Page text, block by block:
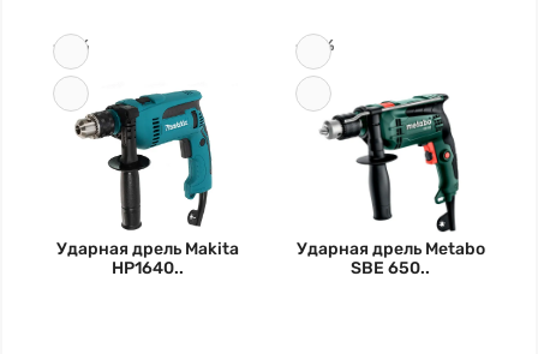
-15%
Ударная дрель Makita
HP1640..
-22%
Ударная дрель Metabo
SBE 650..